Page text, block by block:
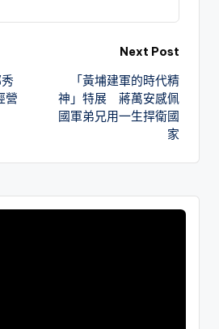
營
Next Post
「黃埔建軍的時代精
神」特展 蔣萬安感佩
國軍弟兄用一生捍衛國
家